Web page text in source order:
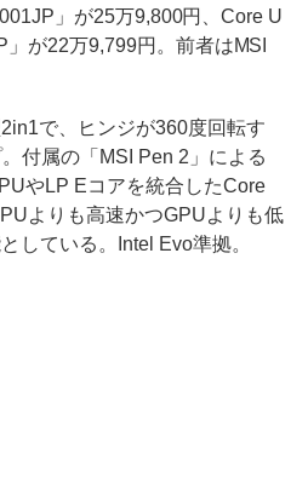
」が25万9,800円、Core U
が22万9,799円。前者はMSI
で、ヒンジが360度回転す
付属の「MSI Pen 2」による
やLP Eコアを統合したCore
よりも高速かつGPUよりも低
している。Intel Evo準拠。